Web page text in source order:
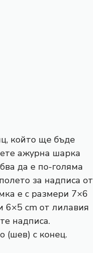
който ще бъде
ажурна шарка
да е по-голяма
за надписа от
е с размери 7×6
6×5 cm от лилавия
надписа.
(шев) с конец.